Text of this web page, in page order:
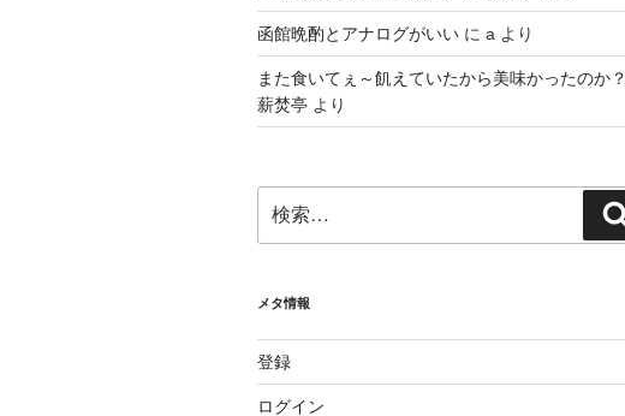
函館晩酌とアナログがいい に a より
また食いてぇ～飢えていたから美味かったのか？
薪焚亭 より
索:
メタ情報
登録
ログイン